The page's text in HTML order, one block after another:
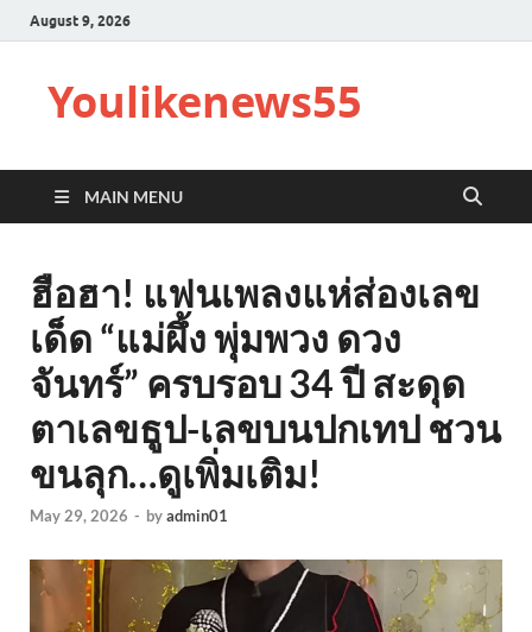
August 9, 2026
Youlikenews55
MAIN MENU
ฮือฮา! แฟนเพลงแห่ส่องเลข
เด็ด “แม่ผึ้ง พุ่มพวง ดวง
จันทร์” ครบรอบ 34 ปี สะดุด
ตาเลขธูป-เลขบนปกเทป ชวน
ขนลุก…ดูเพิ่มเติม!
May 29, 2026 - byadmin01